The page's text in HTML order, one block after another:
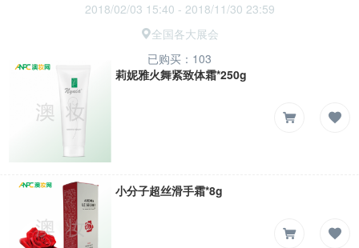
2018/02/03 15:40 - 2018/11/30 23:59
全国各大展会
已购买：103
莉妮雅火舞紧致体霜*250g
小分子超丝滑手霜*8g